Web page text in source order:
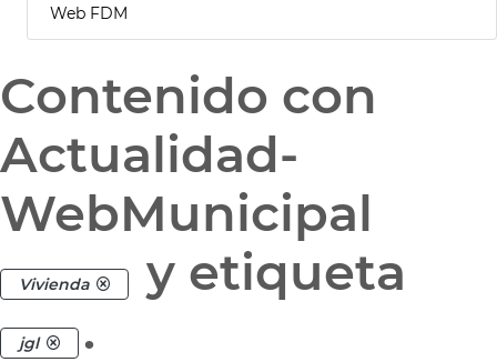
Web FDM
Contenido con
Actualidad-
WebMunicipal
Vivienda y etiqueta
jgl .